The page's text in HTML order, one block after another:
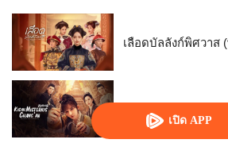
เปิด APP
เลือดบัลลังก์พิศวาส